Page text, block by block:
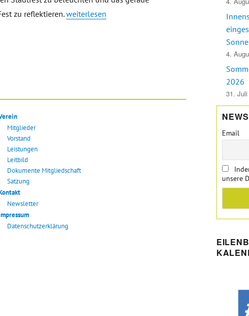
zu reflektieren.„Stadtfest 2019 – Auswertung beim TGVeb
weiterlesen
Mitglieder
Vorstand
Leistungen
Leitbild
Dokumente Mitgliedschaft
Satzung
Newsletter
Datenschutzerklärung
4.
2026
31.
Email
unsere